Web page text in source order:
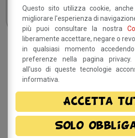
Sito a cura del
Savignano
Tel. 059 759 911 - Fax 059
info@comune.savignano-
Partita IVA
Questo sito utilizza cookie,
migliorare l'esperienza di
più puoi consultare la nostra
liberamente accettare, negare o
in qualsiasi momento
preferenze nella pagina privacy.
all'uso di queste tecnologie
informativa.
Accetta
Solo